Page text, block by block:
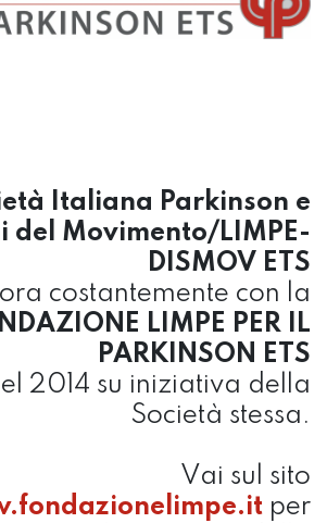
Italiana Parkinson e
del Movimento/LIMPE-
DISMOV ETS
costantemente con la
LIMPE PER IL
PARKINSON ETS
2014 su iniziativa della
Società stessa.
Vai sul sito
per